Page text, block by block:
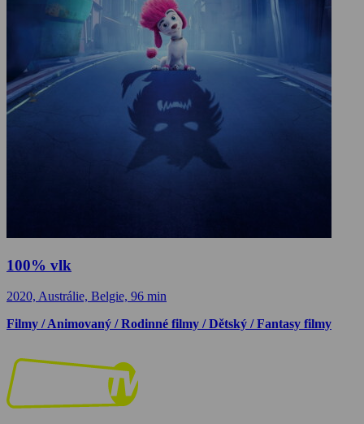
100% vlk
2020, Austrálie, Belgie, 96 min
Filmy / Animovaný / Rodinné filmy / Dětský / Fantasy filmy